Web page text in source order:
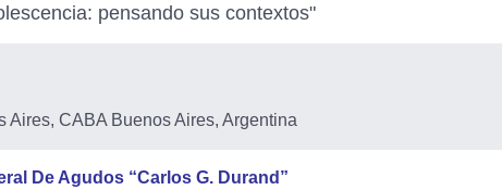
pensando sus contextos"
Aires, CABA Buenos Aires, Argentina
De Agudos “Carlos G. Durand”